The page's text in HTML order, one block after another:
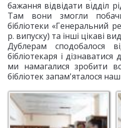
бажання відвідати відділ
Там вони змогли
бібліотеки «Генеральний
р. випуску) та інші цікаві
Дублерам сподобалося
бібліотекаря і дізнаватися
ми намагалися зробити
бібліотек запам'яталося